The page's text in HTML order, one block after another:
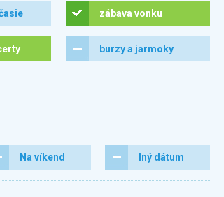
zábava vonku
burzy a jarmoky
Na víkend Iný dátum